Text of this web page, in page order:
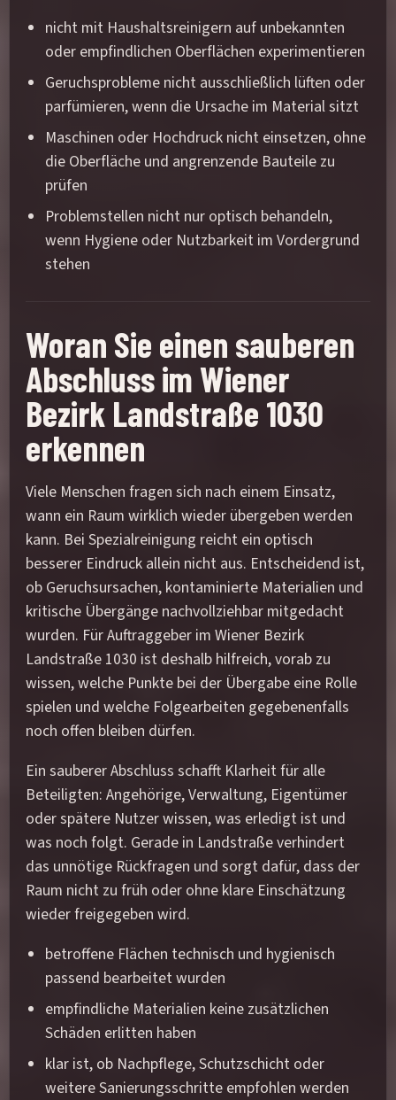
nicht mit Haushaltsreinigern auf unbekannten
oder empfindlichen Oberflächen experimentieren
Geruchsprobleme nicht ausschließlich lüften oder
parfümieren, wenn die Ursache im Material sitzt
Maschinen oder Hochdruck nicht einsetzen, ohne
die Oberfläche und angrenzende Bauteile zu
prüfen
Problemstellen nicht nur optisch behandeln,
wenn Hygiene oder Nutzbarkeit im Vordergrund
stehen
Woran Sie einen sauberen
Abschluss im Wiener
Bezirk Landstraße 1030
erkennen
Viele Menschen fragen sich nach einem Einsatz,
wann ein Raum wirklich wieder übergeben werden
kann. Bei Spezialreinigung reicht ein optisch
besserer Eindruck allein nicht aus. Entscheidend ist,
ob Geruchsursachen, kontaminierte Materialien und
kritische Übergänge nachvollziehbar mitgedacht
wurden. Für Auftraggeber im Wiener Bezirk
Landstraße 1030 ist deshalb hilfreich, vorab zu
wissen, welche Punkte bei der Übergabe eine Rolle
spielen und welche Folgearbeiten gegebenenfalls
noch offen bleiben dürfen.
Ein sauberer Abschluss schafft Klarheit für alle
Beteiligten: Angehörige, Verwaltung, Eigentümer
oder spätere Nutzer wissen, was erledigt ist und
was noch folgt. Gerade in Landstraße verhindert
das unnötige Rückfragen und sorgt dafür, dass der
Raum nicht zu früh oder ohne klare Einschätzung
wieder freigegeben wird.
betroffene Flächen technisch und hygienisch
passend bearbeitet wurden
empfindliche Materialien keine zusätzlichen
Schäden erlitten haben
klar ist, ob Nachpflege, Schutzschicht oder
weitere Sanierungsschritte empfohlen werden